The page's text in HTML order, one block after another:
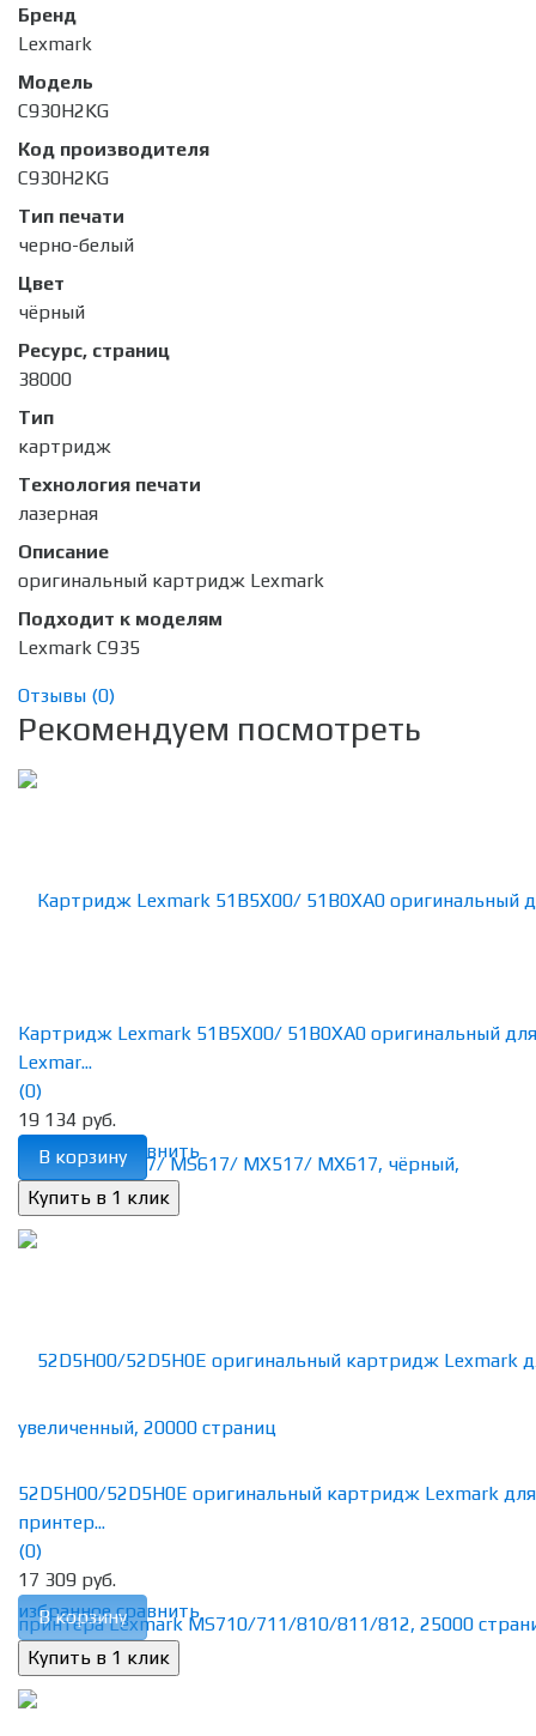
Бренд
Lexmark
Модель
C930H2KG
Код производителя
C930H2KG
Тип печати
черно-белый
Цвет
чёрный
Ресурс, страниц
38000
Тип
картридж
Технология печати
лазерная
Описание
оригинальный картридж Lexmark
Подходит к моделям
Lexmark C935
Отзывы (0)
Рекомендуем посмотреть
избранное сравнить
Картридж Lexmark 51B5X00/ 51B0XA0 оригинальный для
Lexmar...
(0)
19 134 руб.
В корзину
избранное сравнить
52D5H00/52D5H0E оригинальный картридж Lexmark для
принтер...
(0)
17 309 руб.
В корзину